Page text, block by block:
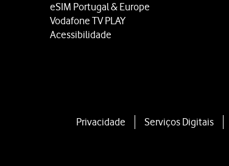
eSIM Portugal & Europe
Vodafone TV PLAY
Acessibilidade
Privacidade Serviços Digitais